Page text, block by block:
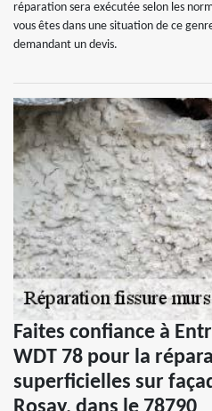
réparation sera exécutée selon les
vous êtes dans une situation de ce
demandant un devis.
Faites confiance à
WDT 78 pour la
superficielles sur